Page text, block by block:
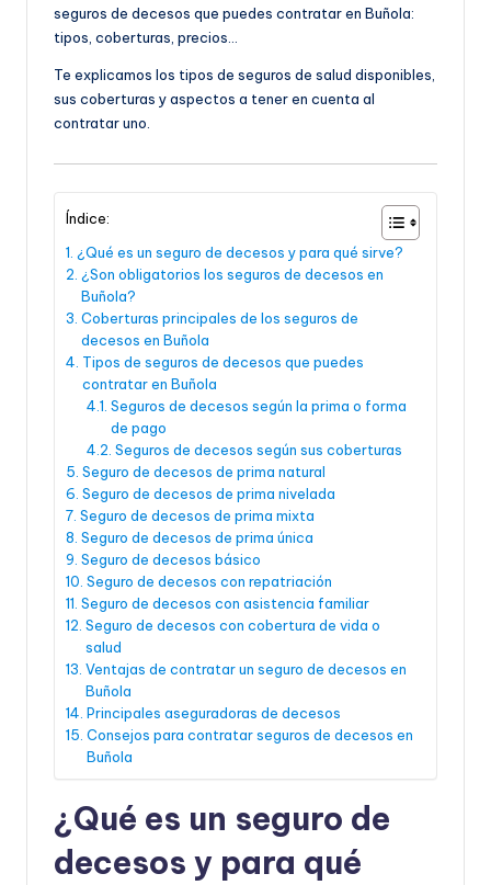
seguros de decesos que puedes contratar en Buñola:
tipos, coberturas, precios…
Te explicamos los tipos de seguros de salud disponibles,
sus coberturas y aspectos a tener en cuenta al
contratar uno.
Índice:
¿Qué es un seguro de decesos y para qué sirve?
¿Son obligatorios los seguros de decesos en
Buñola?
Coberturas principales de los seguros de
decesos en Buñola
Tipos de seguros de decesos que puedes
contratar en Buñola
Seguros de decesos según la prima o forma
de pago
Seguros de decesos según sus coberturas
Seguro de decesos de prima natural
Seguro de decesos de prima nivelada
Seguro de decesos de prima mixta
Seguro de decesos de prima única
Seguro de decesos básico
Seguro de decesos con repatriación
Seguro de decesos con asistencia familiar
Seguro de decesos con cobertura de vida o
salud
Ventajas de contratar un seguro de decesos en
Buñola
Principales aseguradoras de decesos
Consejos para contratar seguros de decesos en
Buñola
¿Qué es un seguro de
decesos y para qué